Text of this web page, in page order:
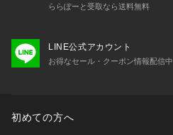
ららぽーと受取なら送料無料
LINE公式アカウント
お得なセール・クーポン情報配信中
初めての方へ